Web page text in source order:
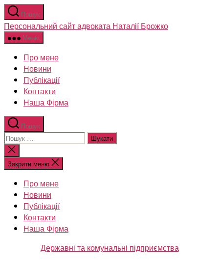
Перейти
до
вмісту
Пошук
Персональний сайт адвоката Наталії Брожко
Меню
Про мене
Новини
Публікації
Контакти
Наша Фірма
Пошук
Шукати:
Закрити
пошук
Закрити меню
Про мене
Новини
Публікації
Контакти
Наша Фірма
Категорії
Державні та комунальні підприємства